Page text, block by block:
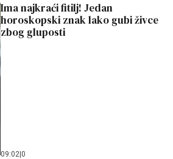
Ima najkraći fitilj! Jedan
horoskopski znak lako gubi živce
zbog gluposti
09:02 0